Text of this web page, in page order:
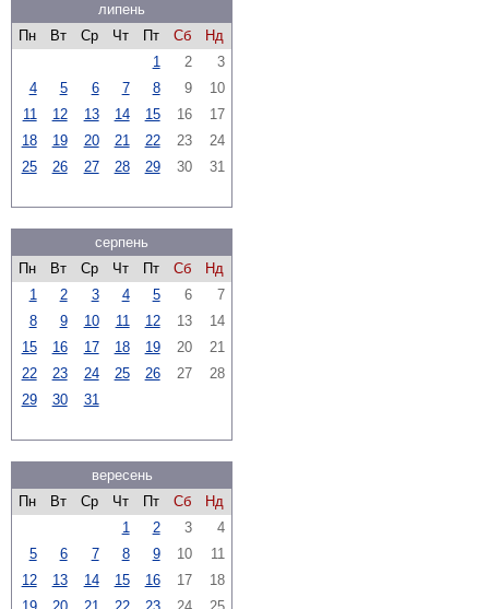
липень
Пн
Вт Ср Чт Пт Сб
Нд
1
2
3
4
5 6 7 8 9
10
11
12 13 14 15 16
17
18
19 20 21 22 23
24
25
26 27 28 29 30 31
серпень
Пн
Вт Ср Чт Пт Сб
Нд
1
2 3 4 5 6
7
8
9 10 11 12 13
14
15
16 17 18 19 20
21
22
23 24 25 26 27
28
29
30 31
вересень
Пн
Вт Ср Чт Пт Сб
Нд
1
2 3
4
5
6 7 8 9 10
11
12
13 14 15 16 17
18